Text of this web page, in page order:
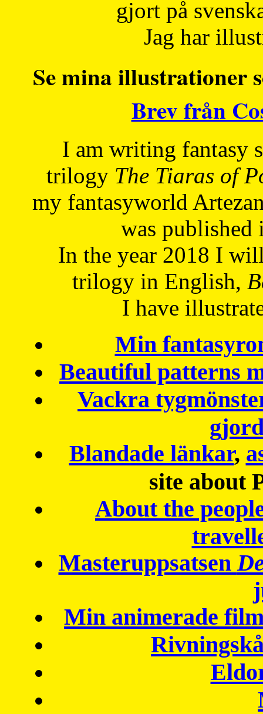
gjort på
Jag har
Se mina illustrationer
Brev från
I am writing fantasy
trilogy The Tiaras of
my fantasyworld
was published
In the year 2018 I
trilogy in English,
I have
Min
Beautiful patterns
Vackra
Blandade länkar,
site about
About the
Masteruppsatsen
Min animerade